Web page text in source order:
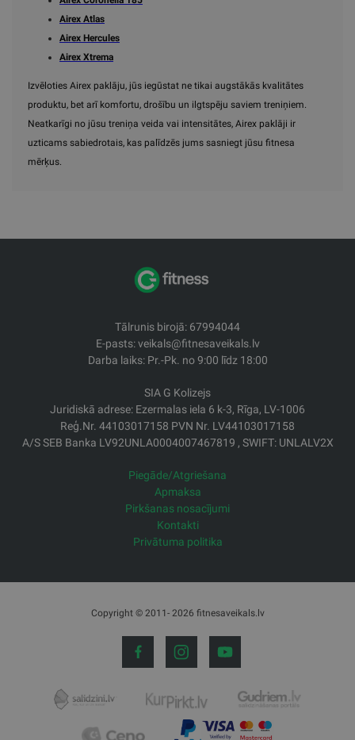
Airex Atlas
Airex Hercules
Airex Xtrema
Izvēloties Airex paklāju, jūs iegūstat ne tikai augstākās kvalitātes
produktu, bet arī komfortu, drošību un ilgtspēju saviem treniņiem.
Neatkarīgi no jūsu treniņa veida vai intensitātes, Airex paklāji ir
uzticams sabiedrotais, kas palīdzēs jums sasniegt jūsu fitnesa
mērķus.
Tālrunis birojā: 67994044
E-pasts: veikals@fitnesaveikals.lv
Darba laiks: Pr.-Pk. no 9:00 līdz 18:00
SIA G Kolizejs
Juridiskā adrese: Ezermalas iela 6 k-3, Rīga, LV-1006
Reģ.Nr. 44103017158 PVN Nr. LV44103017158
A/S SEB Banka LV92UNLA0004007467819 , SWIFT: UNLALV2X
Piegāde/Atgriešana
Apmaksa
Pirkšanas nosacījumi
Kontakti
Privātuma politika
Copyright © 2011- 2026 fitnesaveikals.lv